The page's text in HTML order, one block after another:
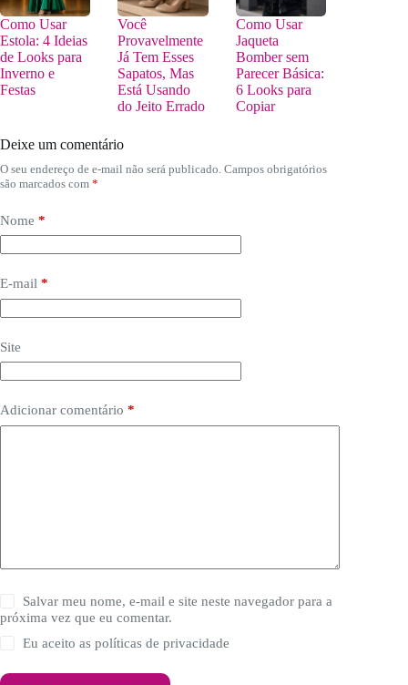
Como Usar
Estola: 4 Ideias
de Looks para
Inverno e
Festas
Você
Provavelmente
Já Tem Esses
Sapatos, Mas
Está Usando
do Jeito Errado
Como Usar
Jaqueta
Bomber sem
Parecer Básica:
6 Looks para
Copiar
Deixe um comentário
O seu endereço de e-mail não será publicado. Campos obrigatórios
são marcados com *
Nome *
E-mail *
Site
Adicionar comentário *
Salvar meu nome, e-mail e site neste navegador para a
próxima vez que eu comentar.
Eu aceito aspolíticas de privacidade